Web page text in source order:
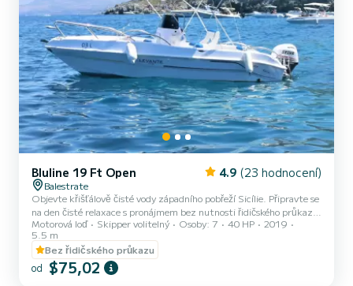
Bluline 19 Ft Open 4.9 (23 hodnocení)
Balestrate
Objevte křišťálově čisté vody západního pobřeží Sicílie. Připravte se
na den čisté relaxace s pronájmem bez nutnosti řidičského průkazu,
vyjížďkou z přístavu Balestrate. Perfektní pro rodinný výlet nebo
výlet s přáteli, tento člun vám umožní objevit nádherné západní
pobřeží Sicílie s křišťálově čistými vodami, dechberoucími výhledy a
mnoho slunce. Nedílná trasa: Objevte nádherné pobřeží
Castellammare del Golfo s malebnou Tonnarou di Scopello a jejími
Motorová loď Skipper volitelný Osoby: 7 40 HP
2019
5.5 m
Bez řidičského průkazu
od $75,02